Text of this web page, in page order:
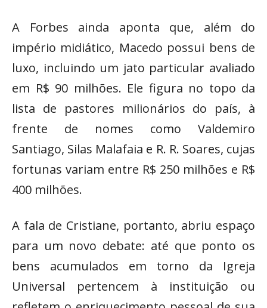
A Forbes ainda aponta que, além do
império midiático, Macedo possui bens de
luxo, incluindo um jato particular avaliado
em R$ 90 milhões. Ele figura no topo da
lista de pastores milionários do país, à
frente de nomes como Valdemiro
Santiago, Silas Malafaia e R. R. Soares, cujas
fortunas variam entre R$ 250 milhões e R$
400 milhões.
A fala de Cristiane, portanto, abriu espaço
para um novo debate: até que ponto os
bens acumulados em torno da Igreja
Universal pertencem à instituição ou